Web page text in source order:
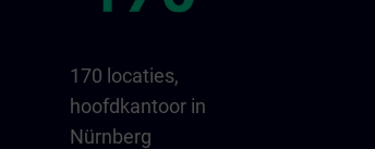
170 locaties,
hoofdkantoor in
Nürnberg